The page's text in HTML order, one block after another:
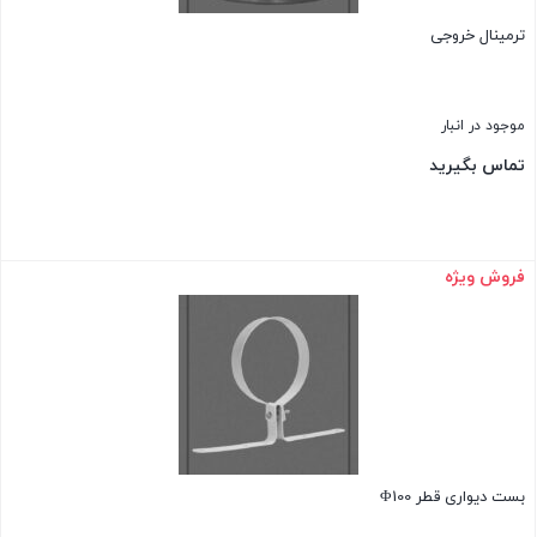
ترمینال خروجی
موجود در انبار
تماس بگیرید
بستن
فروش ویژه
بست دیواری قطر Φ100